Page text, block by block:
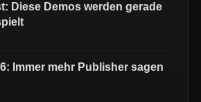
Diese Demos werden gerade
Immer mehr Publisher sagen